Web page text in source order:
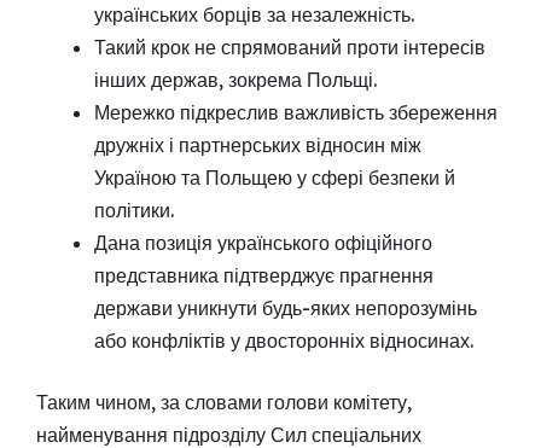
українських борців за незалежність.
Такий крок не спрямований проти інтересів
інших держав, зокрема Польщі.
Мережко підкреслив важливість збереження
дружніх і партнерських відносин між
Україною та Польщею у сфері безпеки й
політики.
Дана позиція українського офіційного
представника підтверджує прагнення
держави уникнути будь-яких непорозумінь
або конфліктів у двосторонніх відносинах.
Таким чином, за словами голови комітету,
найменування підрозділу Сил спеціальних